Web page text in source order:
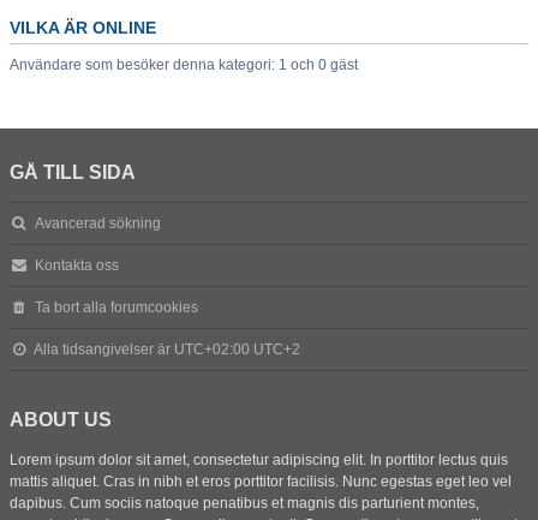
VILKA ÄR ONLINE
Användare som besöker denna kategori: 1 och 0 gäst
GÅ TILL SIDA
Avancerad sökning
Kontakta oss
Ta bort alla forumcookies
Alla tidsangivelser är UTC+02:00 UTC+2
ABOUT US
Lorem ipsum dolor sit amet, consectetur adipiscing elit. In porttitor lectus quis
mattis aliquet. Cras in nibh et eros porttitor facilisis. Nunc egestas eget leo vel
dapibus. Cum sociis natoque penatibus et magnis dis parturient montes,